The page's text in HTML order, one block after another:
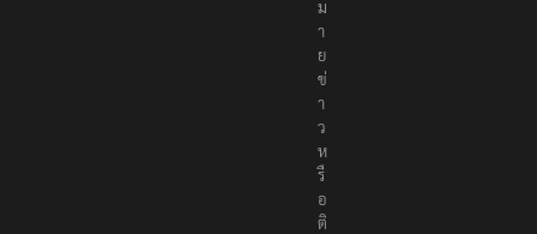
ม
า
ย
ข่
า
ว
ห
รื
อ
ติ